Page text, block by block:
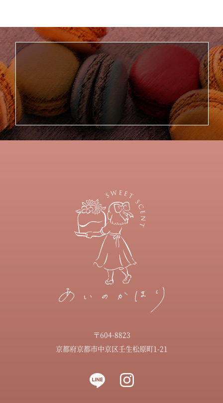
〒604-8823
京都府京都市中京区壬生松原町1-21